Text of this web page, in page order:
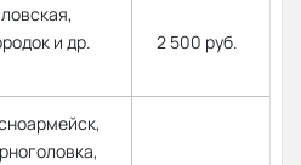
и др.
2 500 руб.